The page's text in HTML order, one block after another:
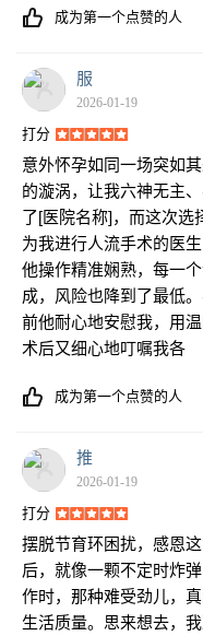
成为第一个点赞的人
服
2026-01-19
打分
意外怀孕如同一场突如
的漩涡，让我六神无主
了[医院名称]，而这次选
为我进行人流手术的医
他操作精准娴熟，每一
成，风险也降到了最低
前他耐心地安慰我，用
术后又细心地叮嘱我各
成为第一个点赞的人
推
2026-01-19
打分
摆脱节育环困扰，感恩
后，就像一颗不定时炸
作时，那种难受劲儿，
生活质量。思来想去，